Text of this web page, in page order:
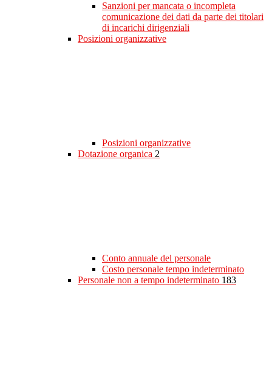
Sanzioni per mancata o incompleta
comunicazione dei dati da parte dei titolari
di incarichi dirigenziali
Posizioni organizzative
Posizioni organizzative
Dotazione organica 2
Conto annuale del personale
Costo personale tempo indeterminato
Personale non a tempo indeterminato 183